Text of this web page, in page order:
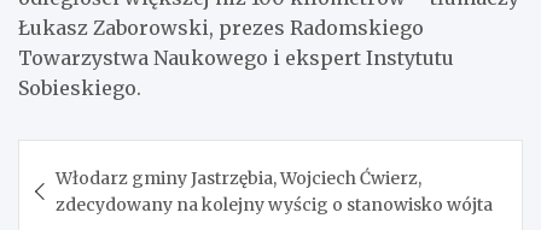
Łukasz Zaborowski, prezes Radomskiego
Towarzystwa Naukowego i ekspert Instytutu
Sobieskiego.
wpisu
Włodarz gminy Jastrzębia, Wojciech Ćwierz,
zdecydowany na kolejny wyścig o stanowisko wójta